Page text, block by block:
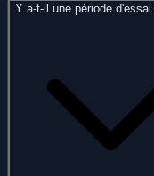
Y a-t-il une période